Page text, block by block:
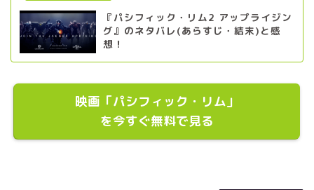
『パシフィック・リム2 アップライジン
グ』のネタバレ(あらすじ・結末)と感
想！
映画「パシフィック・リム」
を今すぐ無料で見る